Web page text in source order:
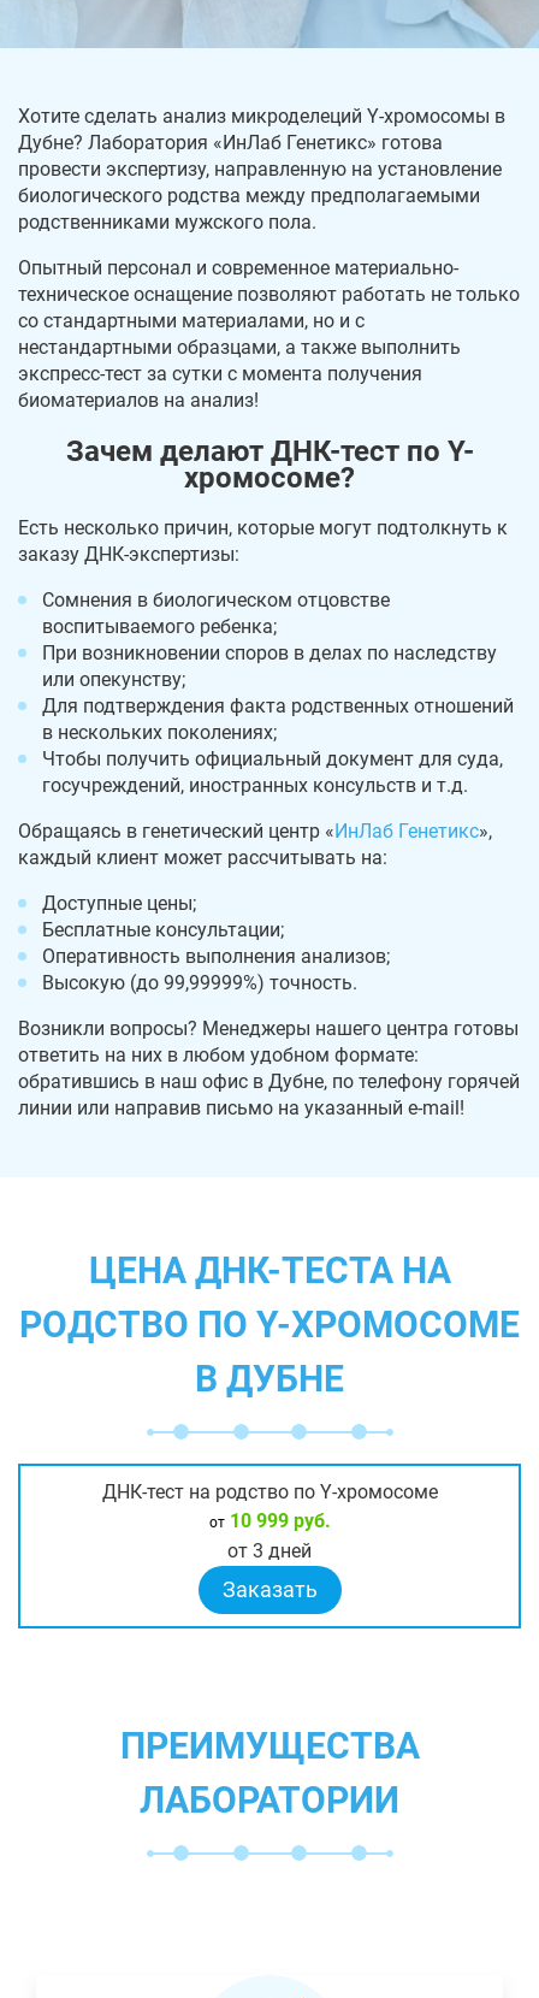
Хотите сделать анализ микроделеций Y-хромосомы в
Дубне? Лаборатория «ИнЛаб Генетикс» готова
провести экспертизу, направленную на установление
биологического родства между предполагаемыми
родственниками мужского пола.
Опытный персонал и современное материально-
техническое оснащение позволяют работать не только
со стандартными материалами, но и с
нестандартными образцами, а также выполнить
экспресс-тест за сутки с момента получения
биоматериалов на анализ!
Зачем делают ДНК-тест по Y-
хромосоме?
Есть несколько причин, которые могут подтолкнуть к
заказу ДНК-экспертизы:
Сомнения в биологическом отцовстве
воспитываемого ребенка;
При возникновении споров в делах по наследству
или опекунству;
Для подтверждения факта родственных отношений
в нескольких поколениях;
Чтобы получить официальный документ для суда,
госучреждений, иностранных консульств и т.д.
Обращаясь в генетический центр «ИнЛаб Генетикс»,
каждый клиент может рассчитывать на:
Доступные цены;
Бесплатные консультации;
Оперативность выполнения анализов;
Высокую (до 99,99999%) точность.
Возникли вопросы? Менеджеры нашего центра готовы
ответить на них в любом удобном формате:
обратившись в наш офис в Дубне, по телефону горячей
линии или направив письмо на указанный e-mail!
ЦЕНА ДНК-ТЕСТА НА
РОДСТВО ПО Y-ХРОМОСОМЕ
В ДУБНЕ
ДНК-тест на родство по Y-хромосоме
от10 999 руб.
от 3 дней
Заказать
ПРЕИМУЩЕСТВА
ЛАБОРАТОРИИ